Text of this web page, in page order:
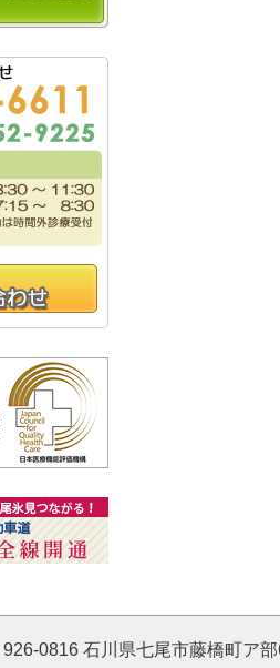
0816 石川県七尾市藤橋町ア